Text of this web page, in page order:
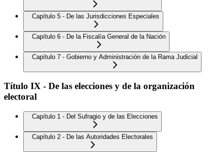
Capítulo 5 - De las Jurisdicciones Especiales
Capítulo 6 - De la Fiscalía General de la Nación
Capítulo 7 - Gobierno y Administración de la Rama Judicial
Título IX - De las elecciones y de la organización
electoral
Capítulo 1 - Del Sufragio y de las Elecciones
Capítulo 2 - De las Autoridades Electorales